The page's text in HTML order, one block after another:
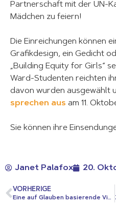
Partnerschaft mit der UN-
Mädchen zu feiern!
Die Einreichungen können
Grafikdesign, ein Gedicht
„Building Equity for Girls“
Ward-Studenten reichten
davon wurden ausgewählt
sprechen aus am 11.
Sie können ihre
Janet Palafox 20.
VORHERIGE
Eine auf Glauben basierende Vision für die Vereinten Nationen ab 75 Jahren